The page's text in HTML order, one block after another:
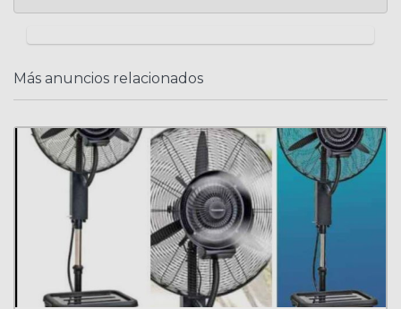
Más anuncios relacionados